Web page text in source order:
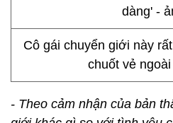
Cô gái chuyển giới này
chuốt vẻ
- Theo cảm nhận của bản